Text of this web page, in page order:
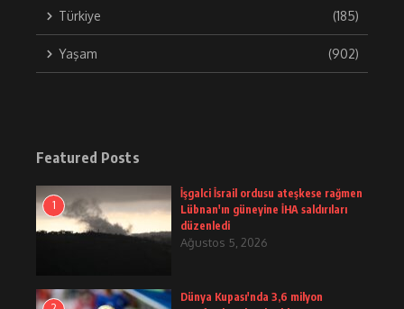
Türkiye (185)
Yaşam (902)
Featured Posts
1
İşgalci İsrail ordusu ateşkese rağmen
Lübnan'ın güneyine İHA saldırıları
düzenledi
Ağustos 5, 2026
Dünya Kupası'nda 3,6 milyon